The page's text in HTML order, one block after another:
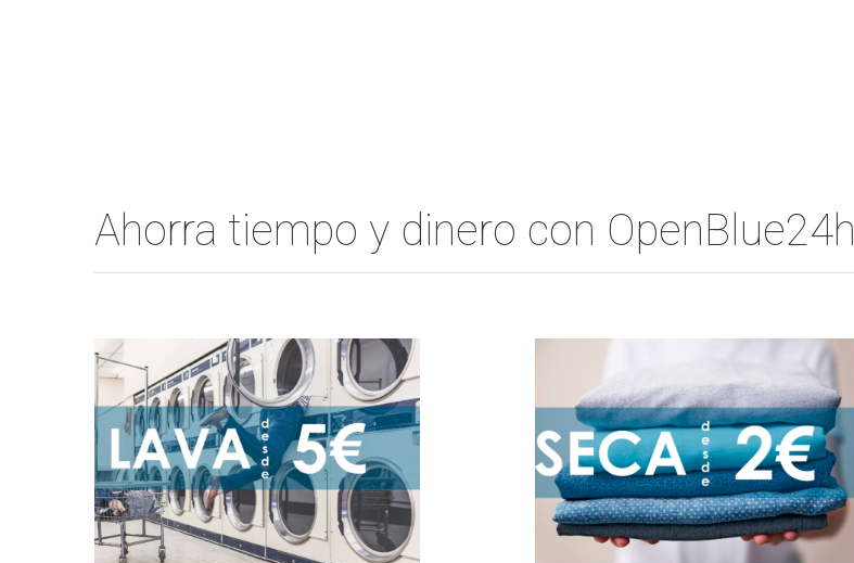
Ahorra tiempo y dinero con OpenBlue24h